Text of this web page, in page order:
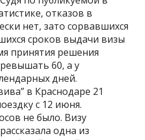
отказов в
нет, зато сорвавшихся
сроков выдачи визы
принятия решения
60, а у
дней.
в Краснодаре 21
с 12 июня.
не было. Визу
одна из